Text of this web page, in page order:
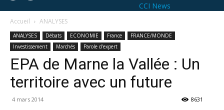
CCI News
Accueil ANALYSES
ANALYSES Débats ECONOMIE France
FRANCE/MONDE
Investissement
Marchés Parole d'expert
EPA de Marne la Vallée : Un
territoire avec un future
4 mars 2014 8631